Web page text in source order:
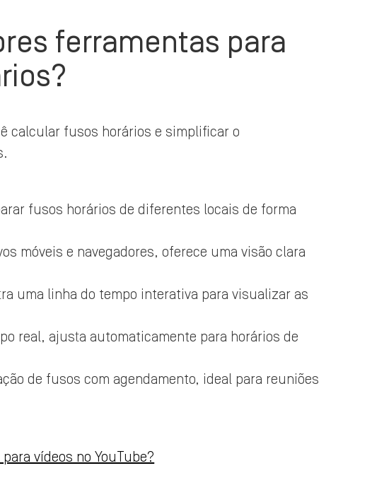
ferramentas para
calcular fusos horários e simplificar o
fusos horários de diferentes locais de forma
móveis e navegadores, oferece uma visão clara
uma linha do tempo interativa para visualizar as
real, ajusta automaticamente para horários de
de fusos com agendamento, ideal para reuniões
vídeos no YouTube?